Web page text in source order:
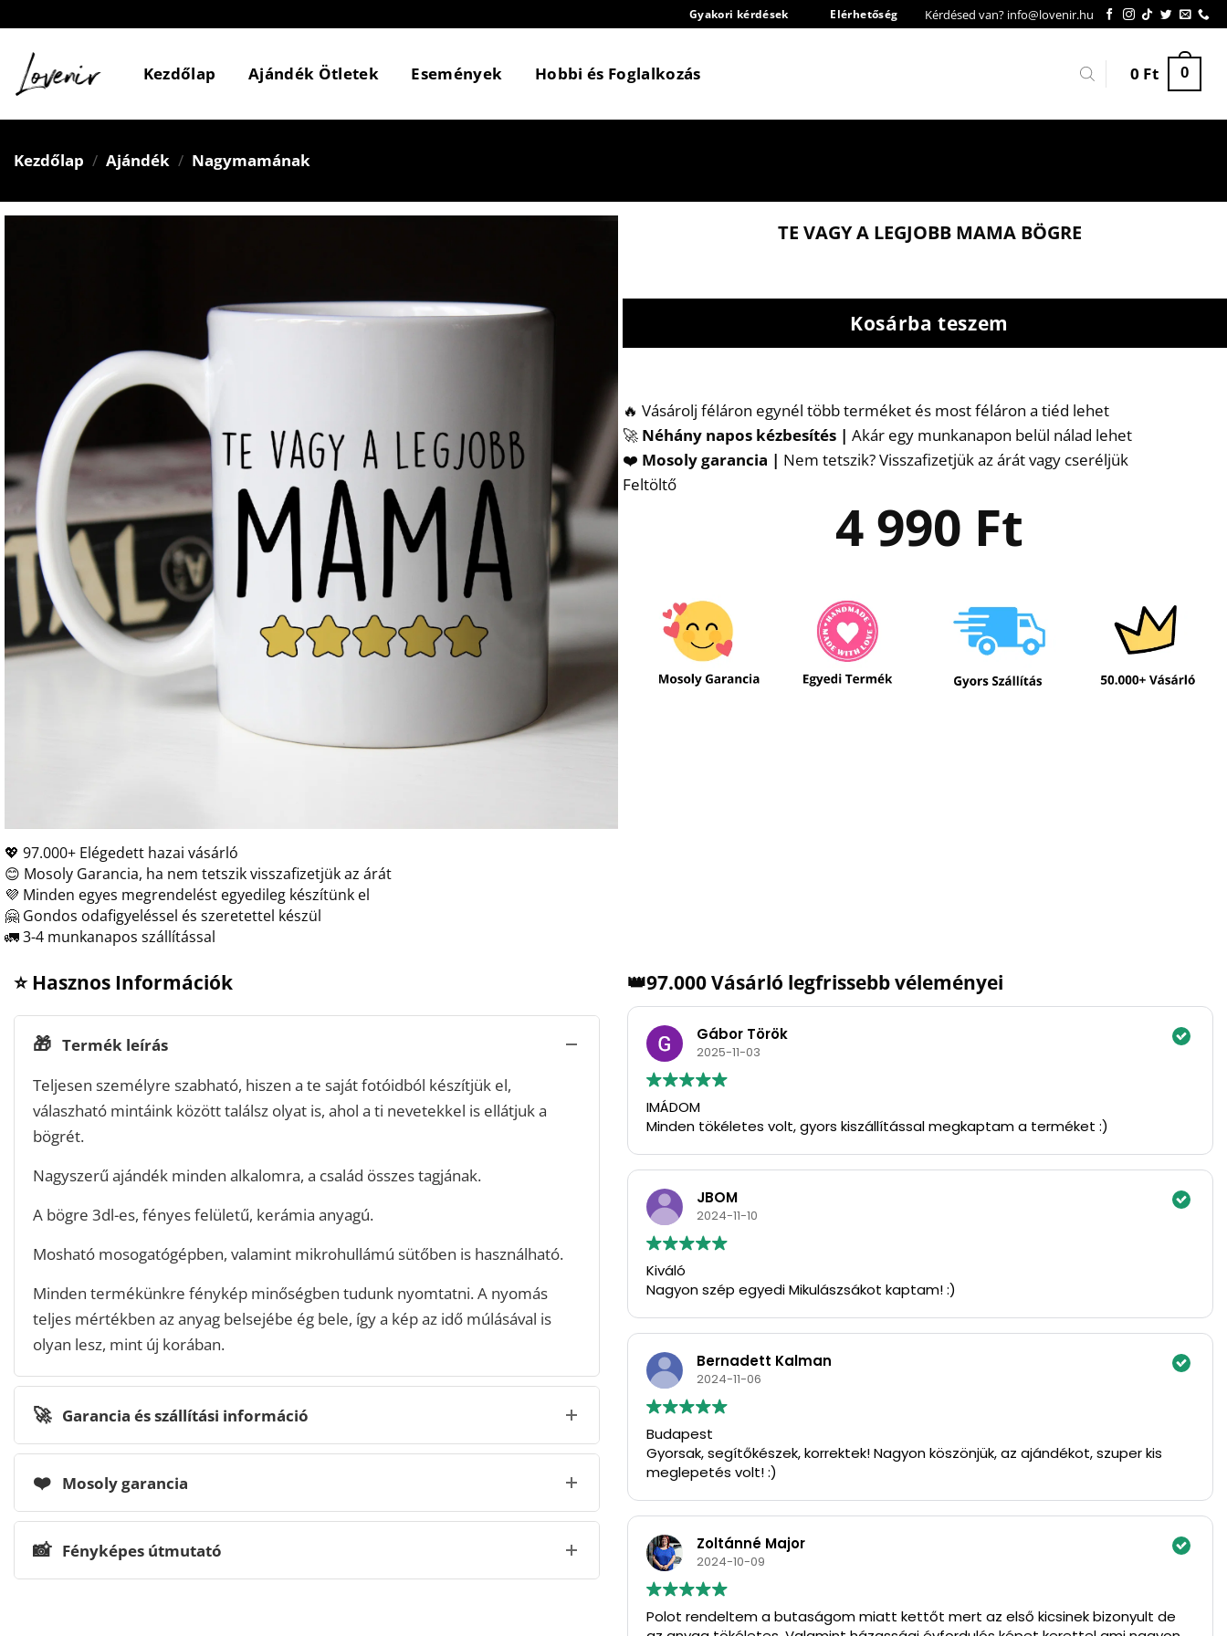
content
Gyakori kérdések Elérhetőség Kérdésed van? info@lovenir.hu
Kezdőlap Ajándék Ötletek Események Hobbi és Foglalkozás 0 Ft 0
Kezdőlap / Ajándék / Nagymamának
💖 97.000+ Elégedett hazai vásárló
😊 Mosoly Garancia, ha nem tetszik visszafizetjük az árát
💜 Minden egyes megrendelést egyedileg készítünk el
🤗 Gondos odafigyeléssel és szeretettel készül
🚛 3-4 munkanapos szállítással
TE VAGY A LEGJOBB MAMA BÖGRE
Kosárba teszem
🔥 Vásárolj féláron egynél több terméket és most féláron a tiéd lehet
🚀 Néhány napos kézbesítés | Akár egy munkanapon belül nálad lehet
❤️ Mosoly garancia | Nem tetszik? Visszafizetjük az árát vagy cseréljük
Feltöltő
4 990 Ft
⭐ Hasznos Információk
🎁 Termék leírás
Teljesen személyre szabható, hiszen a te saját fotóidból készítjük el,
válaszható mintáink között találsz olyat is, ahol a ti nevetekkel is ellátjuk a
bögrét.
Nagyszerű ajándék minden alkalomra, a család összes tagjának.
A bögre 3dl-es, fényes felületű, kerámia anyagú.
Mosható mosogatógépben, valamint mikrohullámú sütőben is használható.
Minden termékünkre fénykép minőségben tudunk nyomtatni. A nyomás
teljes mértékben az anyag belsejébe ég bele, így a kép az idő múlásával is
olyan lesz, mint új korában.
🚀 Garancia és szállítási információ
❤️ Mosoly garancia
📸 Fényképes útmutató
👑97.000 Vásárló legfrissebb véleményei
Gábor Török
2025-11-03
IMÁDOM
Minden tökéletes volt, gyors kiszállítással megkaptam a terméket :)
JBOM
2024-11-10
Kiváló
Nagyon szép egyedi Mikulászsákot kaptam! :)
Bernadett Kalman
2024-11-06
Budapest
Gyorsak, segítőkészek, korrektek! Nagyon köszönjük, az ajándékot, szuper kis
meglepetés volt! :)
Zoltánné Major
2024-10-09
Polot rendeltem a butaságom miatt kettőt mert az első kicsinek bizonyult de